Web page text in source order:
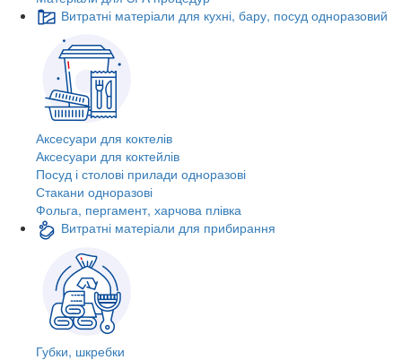
Витратні матеріали для кухні, бару, посуд одноразовий
Аксесуари для коктелів
Аксесуари для коктейлів
Посуд і столові прилади одноразові
Стакани одноразові
Фольга, пергамент, харчова плівка
Витратні матеріали для прибирання
Губки, шкребки